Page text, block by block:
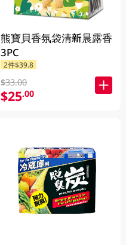
熊寶貝香氛袋清新晨露香
3PC
2件$39.8
$33.00
$25.00